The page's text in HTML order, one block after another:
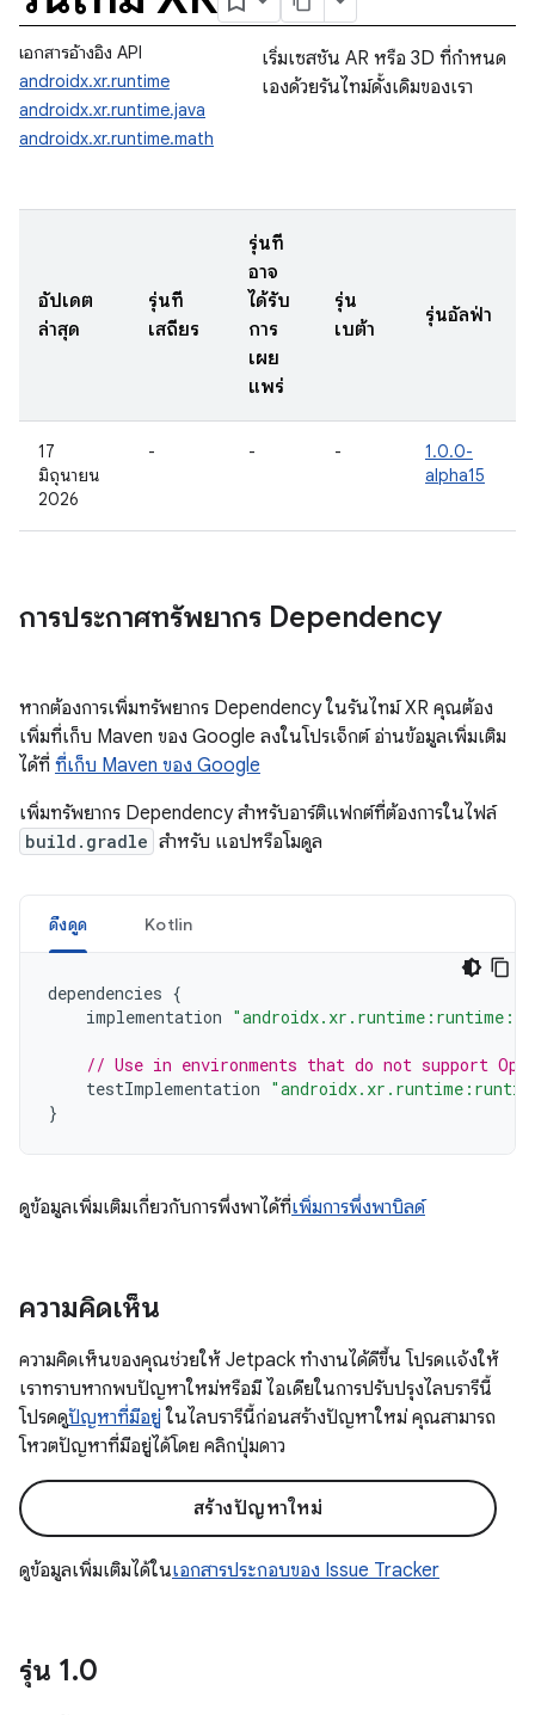
เอกสารอ้างอิง API
androidx.xr.runtime
androidx.xr.runtime.java
androidx.xr.runtime.math
เริ่มเซสชัน AR หรือ 3D ที่กำหนด
เองด้วยรันไทม์ดั้งเดิมของเรา
อัปเดต
ล่าสุด
รุ่นที่
เสถียร
รุ่นที่
อาจ
ได้รับ
การ
เผย
แพร่
รุ่น
เบต้า
รุ่นอัลฟ่า
17
มิถุนายน
2026
- - -
1.0.0-
alpha15
การประกาศทรัพยากร Dependency
หากต้องการเพิ่มทรัพยากร Dependency ในรันไทม์ XR คุณต้อง
เพิ่มที่เก็บ Maven ของ Google ลงในโปรเจ็กต์ อ่านข้อมูลเพิ่มเติม
ได้ที่ ที่เก็บ Maven ของ Google
เพิ่มทรัพยากร Dependency สำหรับอาร์ติแฟกต์ที่ต้องการในไฟล์
build.gradle สำหรับ แอปหรือโมดูล
ดึงดูด Kotlin
dependencies {
implementation
// Use in environments that do not support
testImplementation
}
ดูข้อมูลเพิ่มเติมเกี่ยวกับการพึ่งพาได้ที่เพิ่มการพึ่งพาบิลด์
ความคิดเห็น
ความคิดเห็นของคุณช่วยให้ Jetpack ทำงานได้ดีขึ้น โปรดแจ้งให้
เราทราบหากพบปัญหาใหม่หรือมี ไอเดียในการปรับปรุงไลบรารีนี้
โปรดดูปัญหาที่มีอยู่ ในไลบรารีนี้ก่อนสร้างปัญหาใหม่ คุณสามารถ
โหวตปัญหาที่มีอยู่ได้โดย คลิกปุ่มดาว
สร้างปัญหาใหม่
ดูข้อมูลเพิ่มเติมได้ในเอกสารประกอบของ Issue Tracker
รุ่น 1.0